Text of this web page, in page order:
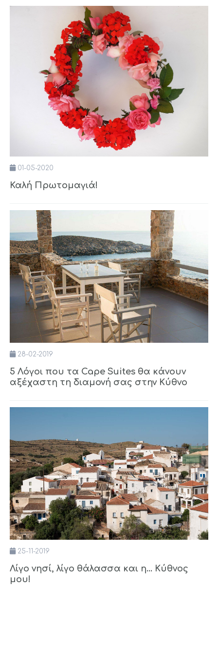
01-05-2020
Καλή Πρωτομαγιά!
28-02-2019
5 Λόγοι που τα Cape Suites θα κάνουν
αξέχαστη τη διαμονή σας στην Κύθνο
25-11-2019
Λίγο νησί, λίγο θάλασσα και η... Κύθνος
μου!